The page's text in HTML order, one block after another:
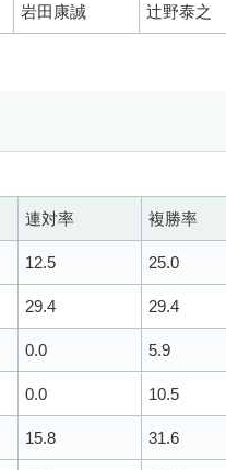
岩田康誠 辻野泰之
連対率 複勝率
12.5 25.0
29.4 29.4
0.0 5.9
0.0 10.5
15.8 31.6